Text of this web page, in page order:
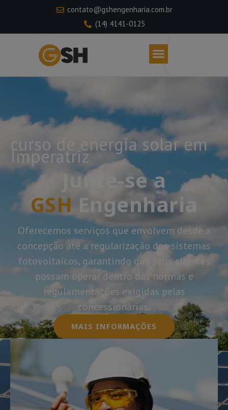
contato@gshengenharia.com.br
(14) 4141-0125
curso de energia solar em
Imperatriz
Junte-se a
GSH Engenharia
Oferecemos serviços que envolvem desde a
concepção até a regularização dos sistemas
fotovoltaicos, garantindo que seus clientes
possam operar dentro das normas e
regulamentações exigidas pelas
concessionárias.
MAIS INFORMAÇÕES